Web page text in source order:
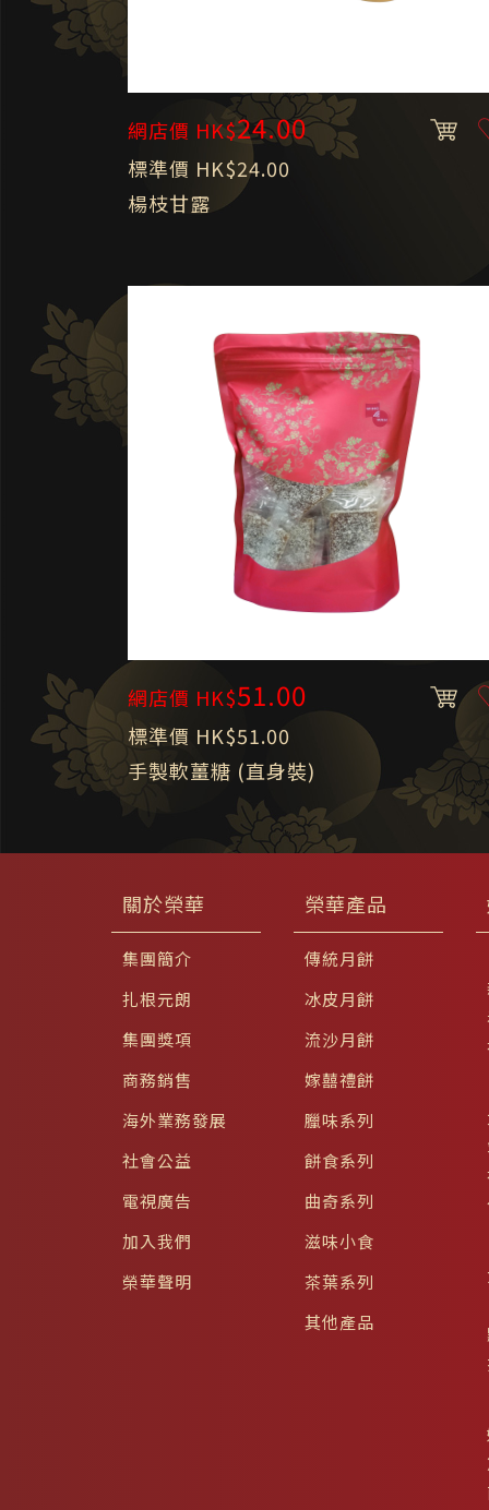
網店價 HK$24.00
標準價 HK$24.00
楊枝甘露
網店價 HK$51.00
標準價 HK$51.00
手製軟薑糖 (直身裝)
關於榮華
集團簡介
扎根元朗
集團獎項
商務銷售
海外業務發展
社會公益
電視廣告
加入我們
榮華聲明
榮華產品
傳統月餅
冰皮月餅
流沙月餅
嫁囍禮餅
臘味系列
餅食系列
曲奇系列
滋味小食
茶葉系列
其他產品